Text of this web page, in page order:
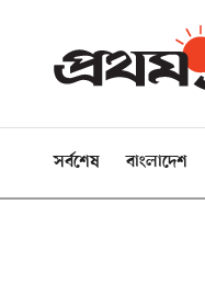
সর্বশেষ বাংলাদেশ